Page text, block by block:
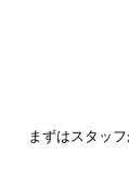
まずはスタッ